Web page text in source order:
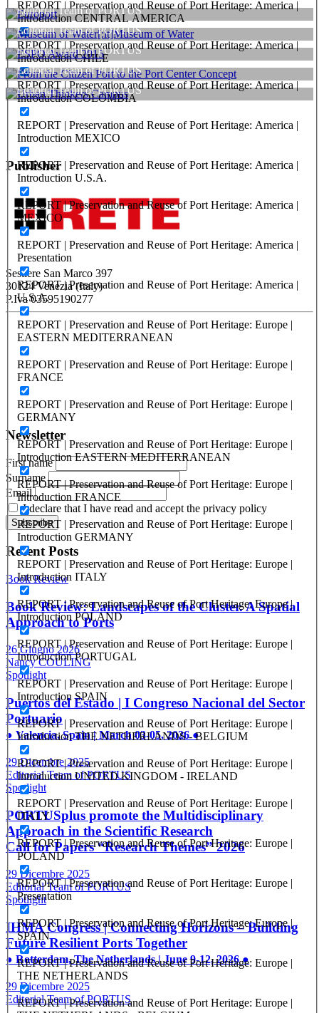
REPORT | Preservation and Reuse of Port Heritage: America |
Introduction CENTRAL AMERICA
REPORT | Preservation and Reuse of Port Heritage: America |
Introduction CHILE
REPORT | Preservation and Reuse of Port Heritage: America |
Introduction COLOMBIA
REPORT | Preservation and Reuse of Port Heritage: America |
Introduction MEXICO
REPORT | Preservation and Reuse of Port Heritage: America |
Introduction U.S.A.
REPORT | Preservation and Reuse of Port Heritage: America |
MEXICO
REPORT | Preservation and Reuse of Port Heritage: America |
Presentation
REPORT | Preservation and Reuse of Port Heritage: America |
U.S.A.
REPORT | Preservation and Reuse of Port Heritage: Europe |
EASTERN MEDITERRANEAN
REPORT | Preservation and Reuse of Port Heritage: Europe |
FRANCE
REPORT | Preservation and Reuse of Port Heritage: Europe |
GERMANY
REPORT | Preservation and Reuse of Port Heritage: Europe |
Introduction EASTERN MEDITERRANEAN
REPORT | Preservation and Reuse of Port Heritage: Europe |
Introduction FRANCE
REPORT | Preservation and Reuse of Port Heritage: Europe |
Introduction GERMANY
REPORT | Preservation and Reuse of Port Heritage: Europe |
Introduction ITALY
REPORT | Preservation and Reuse of Port Heritage: Europe |
Introduction POLAND
REPORT | Preservation and Reuse of Port Heritage: Europe |
Introduction PORTUGAL
REPORT | Preservation and Reuse of Port Heritage: Europe |
Introduction SPAIN
REPORT | Preservation and Reuse of Port Heritage: Europe |
Introduction THE NETHERLANDS - BELGIUM
REPORT | Preservation and Reuse of Port Heritage: Europe |
Introduction UNITED KINGDOM - IRELAND
REPORT | Preservation and Reuse of Port Heritage: Europe |
ITALY
REPORT | Preservation and Reuse of Port Heritage: Europe |
POLAND
REPORT | Preservation and Reuse of Port Heritage: Europe |
Presentation
REPORT | Preservation and Reuse of Port Heritage: Europe |
SPAIN
REPORT | Preservation and Reuse of Port Heritage: Europe |
THE NETHERLANDS
REPORT | Preservation and Reuse of Port Heritage: Europe |
Editorial Team of PORTUS
Europort
Editorial Team of PORTUS
Museum of Water[:it]Museum of Water
Editorial Team of PORTUS
ESPO Award 2015
Editorial Team of PORTUS
From the Citizen Port to the Port Center Concept
Editorial Team of PORTUS
Urban Thinkers Campus
Publisher
RETE – Association for the Collaboration between Ports and Cities
Sestiere San Marco 397
30124 Venezia (Italy)
P.Iva 03595190277
PORTUS - Port-city Relationship and Urban Waterfront
Redevelopment
ISSN: 2282-5789 (online)
ISSN: 1825-9561 (print)
Registration at the Tribunale di Venezia under no. 1502
(07.03.2005)
Newsletter
First name
Surname
Email
I declare that I have read and accept the privacy policy
Recent Posts
Book Review
Book Review: Landscapes of the Cluster. A Spatial
Approach to Ports
26 Giugno 2026
Nancy COULING
Spotlight
Puertos del Estado | I Congreso Nacional del Sector
Portuario
● Valencia, Spain | March 03-05, 2026 ●
29 Dicembre 2025
Editorial Team of PORTUS
Spotlight
PORTUSplus promote the Multidisciplinary
Approach in the Scientific Research
Call for Papers “Research Themes” 2026
29 Dicembre 2025
Editorial Team of PORTUS
Spotlight
IHMA Congress | Connecting Horizons – Building
Future Resilient Ports Together
● Rotterdam, The Netherlands | June 9-12, 2026 ●
29 Dicembre 2025
Editorial Team of PORTUS